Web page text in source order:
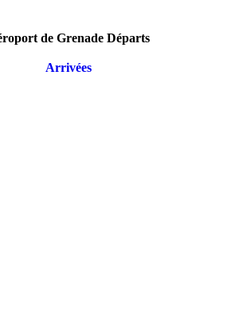
de Grenade Départs
Arrivées